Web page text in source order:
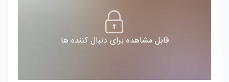
قابل مشاهده برای دنبال کننده ها